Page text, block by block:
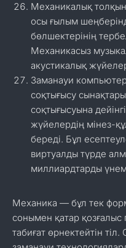
Механикалық
осы ғылым
бөлшектерінің
Механикасыз
акустикалық
Заманауи
соқтығысу
соқтығысуына
жүйелердің мінез-
береді. Бұл
виртуалды түрде
миллиардтарды
Механика — бұл тек
сонымен қатар қозғалыс
табиғат өрнектейтін